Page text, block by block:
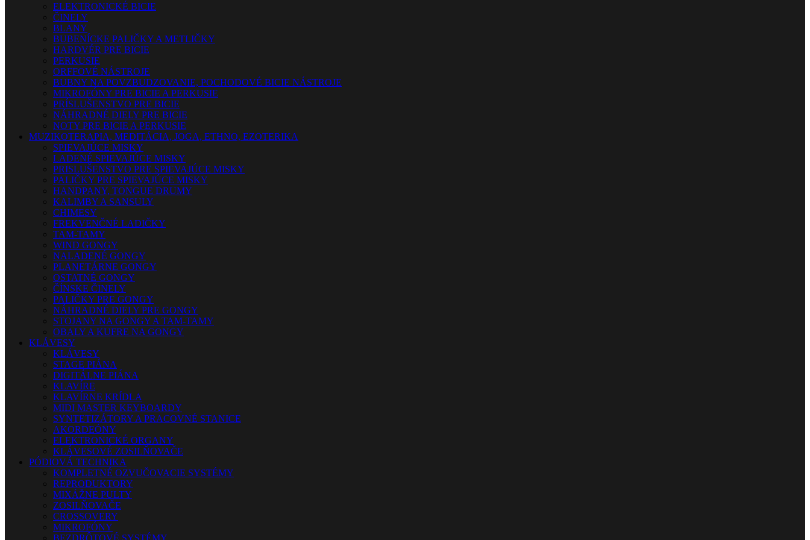
ELEKTRONICKÉ BICIE
ČINELY
BLANY
BUBENÍCKE PALIČKY A METLIČKY
HARDVÉR PRE BICIE
PERKUSIE
ORFFOVÉ NÁSTROJE
BUBNY NA POVZBUDZOVANIE, POCHODOVÉ BICIE NÁSTROJE
MIKROFÓNY PRE BICIE A PERKUSIE
PRÍSLUŠENSTVO PRE BICIE
NÁHRADNÉ DIELY PRE BICIE
NOTY PRE BICIE A PERKUSIE
MUZIKOTERAPIA, MEDITÁCIA, JOGA, ETHNO, EZOTERIKA
SPIEVAJÚCE MISKY
LADENÉ SPIEVAJÚCE MISKY
PRISLUŠENSTVO PRE SPIEVAJÚCE MISKY
PALIČKY PRE SPIEVAJÚCE MISKY
HANDPANY, TONGUE DRUMY
KALIMBY A SANSULY
CHIMESY
FREKVENČNÉ LADIČKY
TAM-TAMY
WIND GONGY
NALADENÉ GONGY
PLANETÁRNE GONGY
OSTATNÉ GONGY
ČÍNSKE ČINELY
PALIČKY PRE GONGY
NÁHRADNÉ DIELY PRE GONGY
STOJANY NA GONGY A TAM-TAMY
OBALY A KUFRE NA GONGY
KLÁVESY
KLÁVESY
STAGE PIÁNA
DIGITÁLNE PIÁNA
KLAVÍRE
KLAVÍRNE KRÍDLA
MIDI MASTER KEYBOARDY
SYNTETIZÁTORY A PRACOVNÉ STANICE
AKORDEÓNY
ELEKTRONICKÉ ORGANY
KLÁVESOVÉ ZOSILŇOVAČE
PÓDIOVÁ TECHNIKA
KOMPLETNÉ OZVUČOVACIE SYSTÉMY
REPRODUKTORY
MIXÁŽNE PULTY
ZOSILŇOVAČE
CROSSOVERY
MIKROFÓNY
BEZDRÔTOVÉ SYSTÉMY